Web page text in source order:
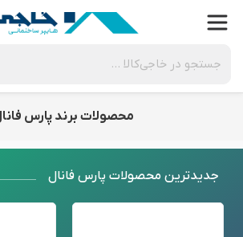
محصولات برند پارس
جدید‌ترین محصولات پارس فانال